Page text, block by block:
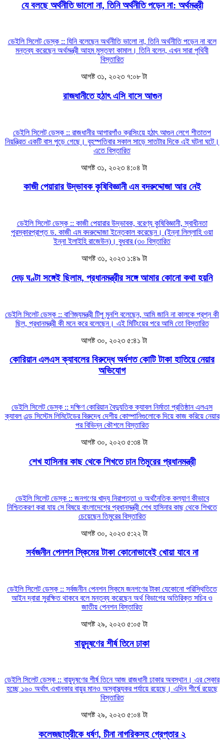
যে বলছে অর্থনীতি ভালো না, তিনি অর্থনীতি পড়েন না: অর্থমন্ত্রী
ডেইলি সিলেট ডেস্ক :: যিনি বলেছেন অর্থনীতি ভালো না, তিনি অর্থনীতি পড়েন না বলে
মন্তব্য করেছেন অর্থমন্ত্রী আহম মুস্তফা কামাল। তিনি বলেন, এখন সারা পৃথিবী
বিস্তারিত
আগষ্ট ৩১, ২০২৩ ৭:০৮ টা
রাজধানীতে হঠাৎ এসি বাসে আগুন
ডেইলি সিলেট ডেস্ক :: রাজধানীর আগারগাঁও ক্রসিংয়ে হঠাৎ আগুন লেগে শীতাতপ
নিয়ন্ত্রিত একটি বাস পুড়ে গেছে। বৃহস্পতিবার সকাল সাড়ে সাতটার দিকে এই ঘটনা ঘটে।
এতেবিস্তারিত
আগষ্ট ৩১, ২০২৩ ৪:০৪ টা
কাজী পেয়ারার উদ্ভাবক কৃষিবিজ্ঞানী এম বদরুদ্দোজা আর নেই
ডেইলি সিলেট ডেস্ক :: কাজী পেয়ারার উদ্ভাবক, বরেণ্য কৃষিবিজ্ঞানী, স্বাধীনতা
পুরস্কারপ্রাপ্ত ড. কাজী এম বদরুদ্দোজা ইন্তেকাল করেছেন। (ইন্না লিল্লাহি ওয়া
ইন্না ইলাইহি রাজেউন)। বুধবার (৩০ বিস্তারিত
আগষ্ট ৩১, ২০২৩ ১:৪৯ টা
দেড় ঘণ্টা সঙ্গেই ছিলাম, প্রধানমন্ত্রীর সঙ্গে আমার কোনো কথা হয়নি
ডেইলি সিলেট ডেস্ক :: বাণিজ্যমন্ত্রী টিপু মুনশি বলেছেন, আমি জানি না কালকে প্রশ্ন কী
ছিল, প্রধানমন্ত্রী কী মনে করে বলেছেন। এই মিটিংয়ের পরে আমি তো বিস্তারিত
আগষ্ট ৩০, ২০২৩ ৫:৪১ টা
কোরিয়ান এলএস ক্যাবলের বিরুদ্ধে অর্ধশত কোটি টাকা হাতিয়ে নেয়ার
অভিযোগ
ডেইলি সিলেট ডেস্ক :: দক্ষিণ কোরিয়ান বৈদ্যুতিক ক্যাবল নির্মাতা প্রতিষ্ঠান এলএস
ক্যাবল এন্ড সিস্টেম লিমিটেডের বিরুদ্ধে দেশীয় কোম্পানিগুলোকে দিয়ে কাজ করিয়ে নেয়ার
পর বিভিন্ন কৌশলেবিস্তারিত
আগষ্ট ৩০, ২০২৩ ৫:৩৪ টা
শেখ হাসিনার কাছ থেকে শিখতে চান তিমুরের প্রধানমন্ত্রী
ডেইলি সিলেট ডেস্ক :: জনগণের খাদ্য নিরাপত্তা ও অর্থনৈতিক কল্যাণ কীভাবে
নিশ্চিতকরণ করা যায় সে বিষয়ে বাংলাদেশের প্রধানমন্ত্রী শেখ হাসিনার কাছ থেকে শিখতে
চেয়েছেন তিমুরেরবিস্তারিত
আগষ্ট ৩০, ২০২৩ ৫:২২ টা
সর্বজনীন পেনশন স্কিমের টাকা কোনোভাবেই খোয়া যাবে না
ডেইলি সিলেট ডেস্ক :: সর্বজনীন পেনশন স্কিমে জনগণের টাকা যেকোনো পরিস্থিতিতে
আইন দ্বারা সুরক্ষিত থাকবে বলে মন্তব্য করেছেন অর্থ বিভাগের অতিরিক্ত সচিব ও
জাতীয় পেনশনবিস্তারিত
আগষ্ট ২৯, ২০২৩ ৫:০৫ টা
বায়ুদূষণের শীর্ষ তিনে ঢাকা
ডেইলি সিলেট ডেস্ক :: বায়ুদূষণের শীর্ষ তিনে আজ রাজধানী ঢাকার অবস্থান। এর স্কোর
হচ্ছে ১৬০ অর্থাৎ এখানকার বায়ুর মানও অস্বাস্থ্যকর পর্যায়ে রয়েছে। এদিন শীর্ষে রয়েছে
বিস্তারিত
আগষ্ট ২৯, ২০২৩ ৫:০৪ টা
কলেজছাত্রীকে ধর্ষণ, চীনা নাগরিকসহ গ্রেপ্তার ২